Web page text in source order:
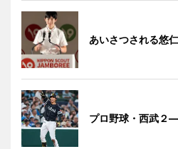
あいさつされる悠
プロ野球・西武２